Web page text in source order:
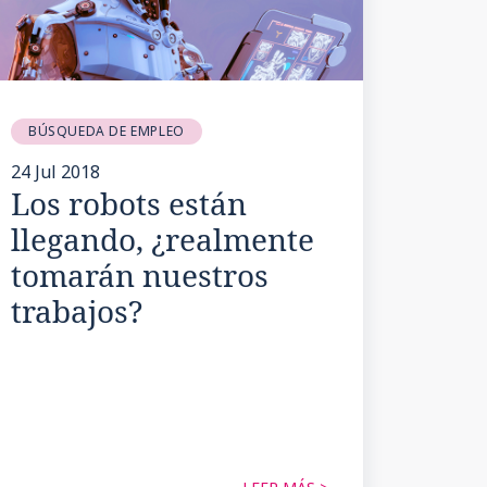
BÚSQUEDA DE EMPLEO
24 Jul 2018
Los robots están
llegando, ¿realmente
tomarán nuestros
trabajos?